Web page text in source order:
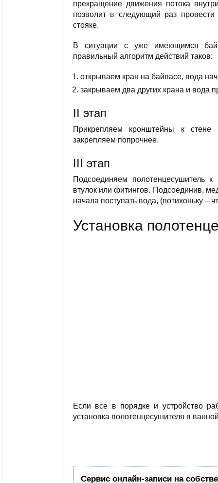
прекращение движения потока
позволит в следующий раз
стояке.
В ситуации с уже имеющимся
правильный алгоритм действий таков:
открываем кран на байпасе, вода
закрываем два других крана и вода
II этап
Прикрепляем кронштейны к
закрепляем попрочнее.
III этап
Подсоединяем полотенцесушитель
втулок или фитингов. Подсоединив,
начала поступать вода, (потихоньку –
Установка
Если все в порядке и устройство
установка полотенцесушителя в
Сервис онлайн-записи на